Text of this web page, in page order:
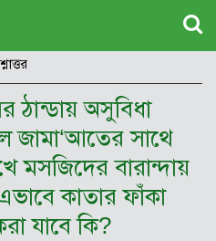
ঠান্ডায় অসুবিধা
জামা‘আতের সাথে
মসজিদের বারান্দায়
কাতার ফাঁকা
যাবে কি?